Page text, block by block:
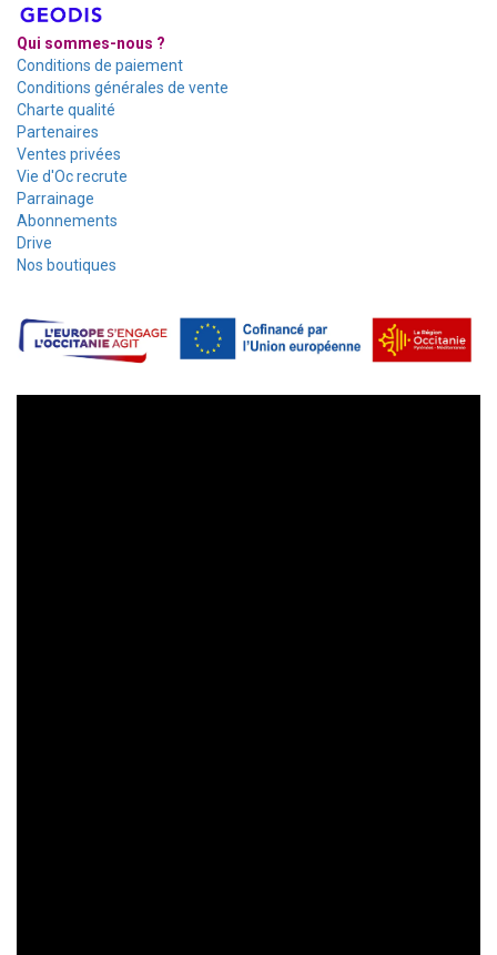
Qui sommes-nous ?
Conditions de paiement
Conditions générales de vente
Charte qualité
Partenaires
Ventes privées
Vie d'Oc recrute
Parrainage
Abonnements
Drive
Nos boutiques